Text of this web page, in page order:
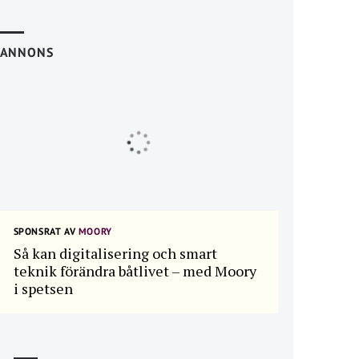
ANNONS
SPONSRAT AVMOORY
Så kan digitalisering och smart
teknik förändra båtlivet – med Moory
i spetsen